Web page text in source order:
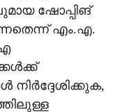
ഷോപ്പിങ്
എം.എ.